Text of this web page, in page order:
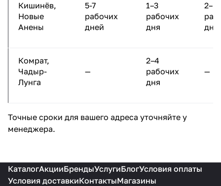
Кишинёв,
Новые
Анены
5-7
рабочих
дней
1–3
рабочих
дня
2–5
Комрат,
Чадыр-
Лунга
—
2–4
рабочих
дня
—
Точные сроки для вашего адреса уточняйте у
менеджера.
КаталогАкцииБрендыУслугиБлогУсловия оплаты
Условия доставкиКонтактыМагазины